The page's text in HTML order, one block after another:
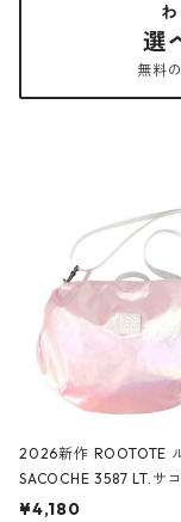
選
無料
2026新作 ROOTOTE
SACOCHE 3587 LT.サ
ミエ-B ショルダーバッ
¥4,180